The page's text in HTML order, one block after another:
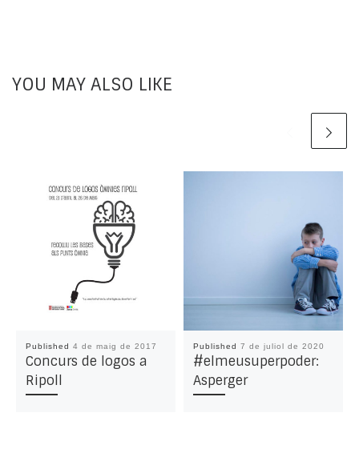
YOU MAY ALSO LIKE
Published 4 de maig de 2017
Concurs de logos a
Ripoll
Published 7 de juliol de 2020
#elmeusuperpoder:
Asperger